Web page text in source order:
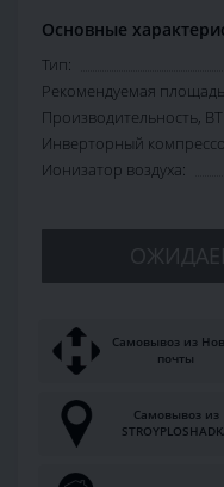
Основные
Тип:
Рекомендуемая
Производительность,
Инверторный
Ионизатор воздуха:
Самовывоз из
почты
Самовывоз из